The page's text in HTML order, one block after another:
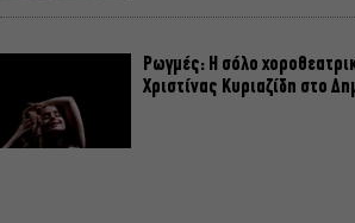
Ρωγμές: Η σόλο
Χριστίνας Κυριαζίδη στο